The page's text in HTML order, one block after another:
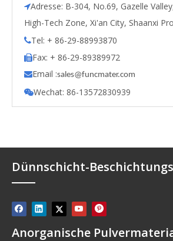
Adresse: B-304, No.69, Gazelle
High-Tech Zone, Xi'an City, Shaanxi
Tel: + 86-29-88993870
Fax: + 86-29-89389972
Email :sales@funcmater.com
Wechat: 86-13572830939
Dünnschicht-
Anorganische